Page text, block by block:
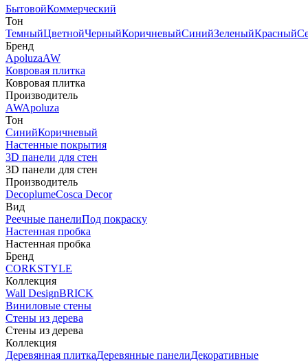
БытовойКоммерческий
Тон
ТемныйЦветнойЧерныйКоричневыйСинийЗеленыйКрасный
Бренд
ApoluzaAW
Ковровая плитка
Ковровая плитка
Производитель
AWApoluza
Тон
СинийКоричневый
Настенные покрытия
3D панели для стен
3D панели для стен
Производитель
DecoplumeCosca Decor
Вид
Реечные панелиПод покраску
Настенная пробка
Настенная пробка
Бренд
CORKSTYLE
Коллекция
Wall DesignBRICK
Виниловые стены
Стены из дерева
Стены из дерева
Коллекция
Деревянная плиткаДеревянные панелиДекоративные